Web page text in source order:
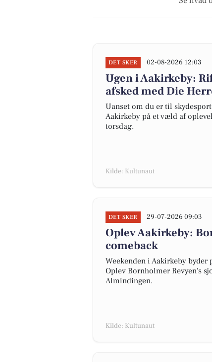
DET SKER 02-08-2026 12:03
Ugen i Aakirkeby:
afsked med Die
Uanset om du er til
Aakirkeby på et væld af
torsdag.
Kilde: Kultunaut
DET SKER 29-07-2026 09:03
Oplev Aakirkeby:
comeback
Weekenden i Aakirkeby
Oplev Bornholmer Revyen's
Almindingen.
Kilde: Kultunaut